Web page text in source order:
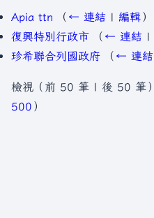
Apia ttn （ ← 連結 | 編輯）
復興特別行政市
（ ← 連結 |
珍希聯合列國政府
（ ← 連結
檢視（ 前 50 筆 | 後 50 筆
500 ）